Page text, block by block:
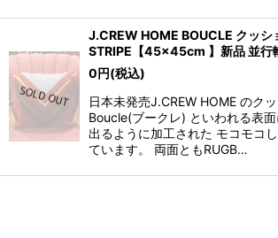
J.CREW HOME BOUCLE クッシ
STRIPE【45×45cm 】新品 並行
0円(税込)
日本未発売J.CREW HOME のクッ
Boucle(ブークレ) といわれる表
出るように加工された モコモコ
ています。 両面ともRUGB…